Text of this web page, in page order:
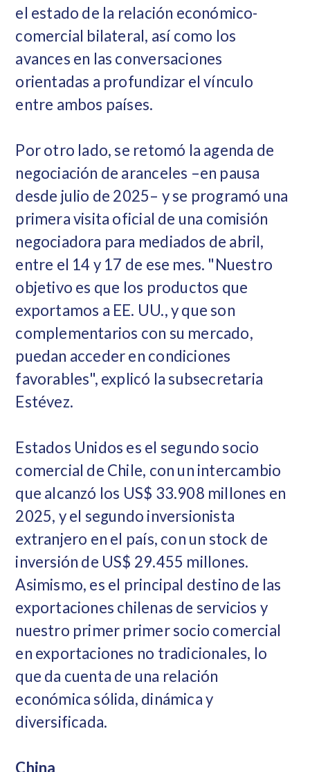
el estado de la relación económico-
comercial bilateral, así como los
avances en las conversaciones
orientadas a profundizar el vínculo
entre ambos países.
Por otro lado, se retomó la agenda de
negociación de aranceles –en pausa
desde julio de 2025– y se programó una
primera visita oficial de una comisión
negociadora para mediados de abril,
entre el 14 y 17 de ese mes. "Nuestro
objetivo es que los productos que
exportamos a EE. UU., y que son
complementarios con su mercado,
puedan acceder en condiciones
favorables", explicó la subsecretaria
Estévez.
Estados Unidos es el segundo socio
comercial de Chile, con un intercambio
que alcanzó los US$ 33.908 millones en
2025, y el segundo inversionista
extranjero en el país, con un stock de
inversión de US$ 29.455 millones.
Asimismo, es el principal destino de las
exportaciones chilenas de servicios y
nuestro primer primer socio comercial
en exportaciones no tradicionales, lo
que da cuenta de una relación
económica sólida, dinámica y
diversificada.
China